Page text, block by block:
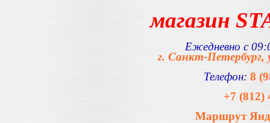
магазин
Ежедневно с
г. Санкт-Петербург,
Телефон: 8
+7 (812)
Маршрут